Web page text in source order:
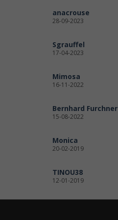
anacrouse
28-09-2023
Sgrauffel
17-04-2023
Mimosa
16-11-2022
Bernhard Furchner
15-08-2022
Monica
20-02-2019
TINOU38
12-01-2019